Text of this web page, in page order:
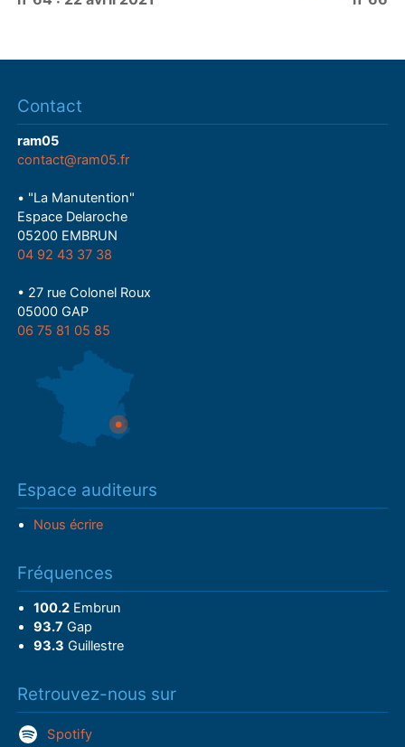
Contact
ram05
contact@ram05.fr
• "La Manutention"
Espace Delaroche
05200 EMBRUN
04 92 43 37 38
• 27 rue Colonel Roux
05000 GAP
06 75 81 05 85
Espace auditeurs
Nous écrire
Fréquences
100.2Embrun
93.7 Gap
93.3 Guillestre
Retrouvez-nous sur
Spotify